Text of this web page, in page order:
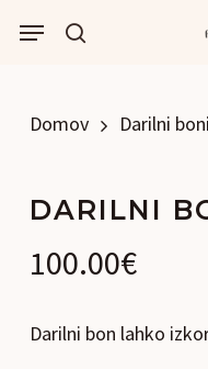
išči
Menu
Domov Darilni boni
DARILNI
100.00€
Darilni bon lahko